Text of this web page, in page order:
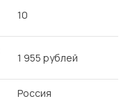
10
1 955 рублей
Россия